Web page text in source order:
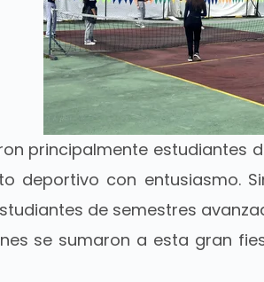
principalmente estudiantes
deportivo con entusiasmo.
de semestres
se sumaron a esta gran